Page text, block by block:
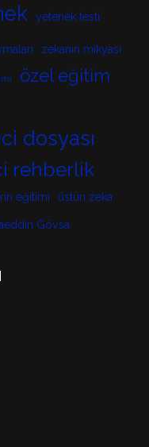
yetenek testi
zekanın mikyası
özel eğitim
dosyası
rehberlik
eğitimi üstün zeka
Gövsa